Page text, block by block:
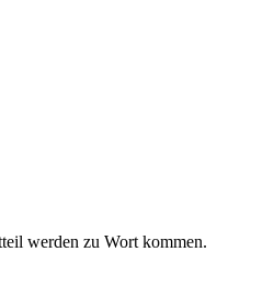
werden zu Wort kommen.